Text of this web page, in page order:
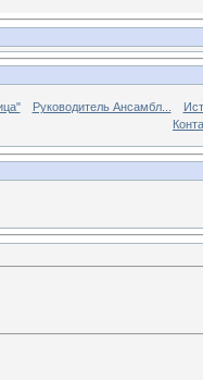
Руководитель Ансамбл...